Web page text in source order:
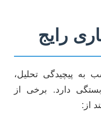
رایج
به پیچیدگی تحلیل،
دارد. برخی از
از: